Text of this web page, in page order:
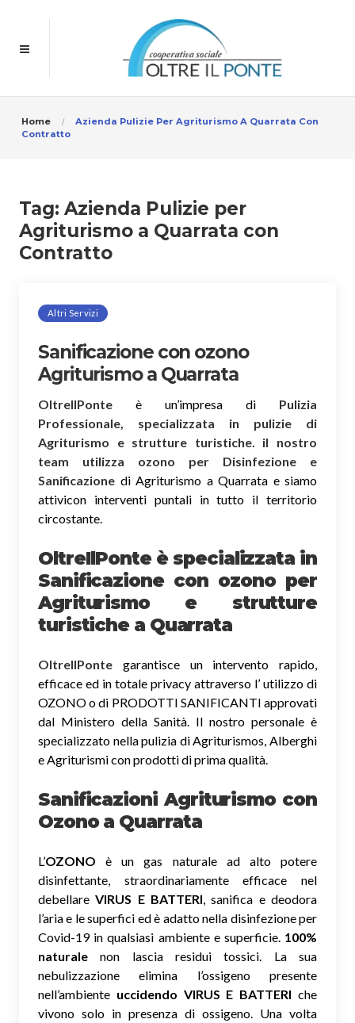
Home
Azienda Pulizie Per Agriturismo A Quarrata Con
Contratto
Tag: Azienda Pulizie per
Agriturismo a Quarrata con
Contratto
Altri Servizi
Sanificazione con ozono
Agriturismo a Quarrata
OltreIlPonte è un’impresa di Pulizia
Professionale, specializzata in pulizie di
Agriturismo e strutture turistiche. il nostro
team utilizza ozono per Disinfezione e
Sanificazione di Agriturismo a Quarrata e siamo
attivicon interventi puntali in tutto il territorio
circostante.
OltreIlPonte è specializzata in
Sanificazione con ozono per
Agriturismo e strutture
turistiche a Quarrata
OltreIlPonte garantisce un intervento rapido,
efficace ed in totale privacy attraverso l’ utilizzo di
OZONO o di PRODOTTI SANIFICANTI approvati
dal Ministero della Sanità. Il nostro personale è
specializzato nella pulizia di Agriturismos, Alberghi
e Agriturismi con prodotti di prima qualità.
Sanificazioni Agriturismo con
Ozonoa Quarrata
L’OZONO è un gas naturale ad alto potere
disinfettante, straordinariamente efficace nel
debellareVIRUS E BATTERI, sanifica e deodora
l’aria e le superfici ed è adatto nella disinfezione per
Covid-19 in qualsiasi ambiente e superficie. 100%
naturale non lascia residui tossici. La sua
nebulizzazione elimina l’ossigeno presente
nell’ambiente uccidendo VIRUS E BATTERI che
vivono solo in presenza di ossigeno. Una volta